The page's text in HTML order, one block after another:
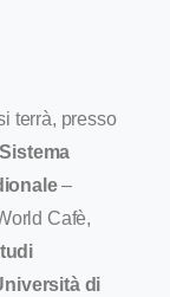
terrà, presso
–
Cafè,
di